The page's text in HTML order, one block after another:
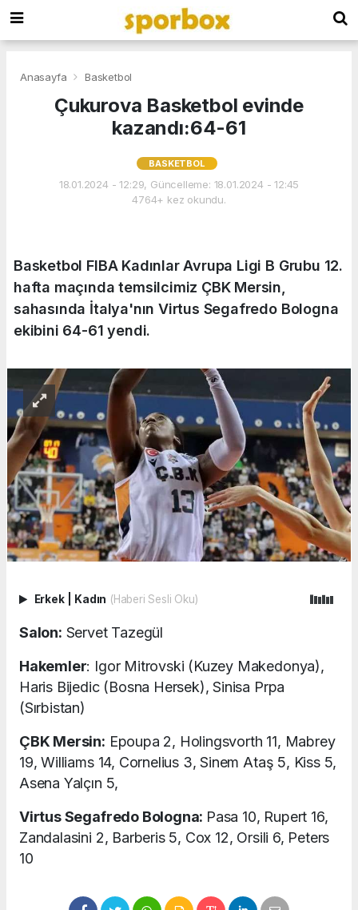
Anasayfa Basketbol
Çukurova Basketbol evinde
kazandı:64-61
BASKETBOL
18.01.2024 - 12:29, Güncelleme: 18.01.2024 - 12:45
4764+ kez okundu.
Basketbol FIBA Kadınlar Avrupa Ligi B Grubu 12.
hafta maçında temsilcimiz ÇBK Mersin,
sahasında İtalya'nın Virtus Segafredo Bologna
ekibini 64-61 yendi.
Erkek Kadın (Haberi Sesli Oku)
Salon: Servet Tazegül
Hakemler: Igor Mitrovski (Kuzey Makedonya),
Haris Bijedic (Bosna Hersek), Sinisa Prpa
(Sırbistan)
ÇBK Mersin: Epoupa 2, Holingsvorth 11, Mabrey
19, Williams 14, Cornelius 3, Sinem Ataş 5, Kiss 5,
Asena Yalçın 5,
Virtus Segafredo Bologna: Pasa 10, Rupert 16,
Zandalasini 2, Barberis 5, Cox 12, Orsili 6, Peters
10